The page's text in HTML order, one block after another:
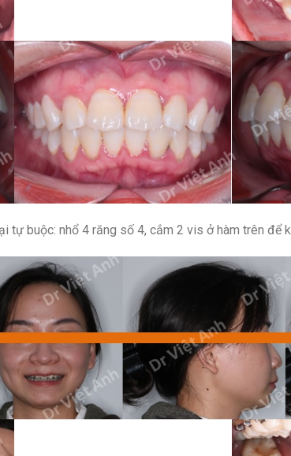
tự buộc: nhổ 4 răng số 4, cắm 2 vis ở hàm trên để